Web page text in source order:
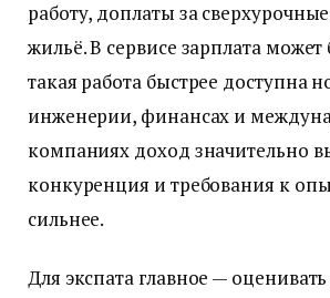
работу, доплаты за
жильё. В сервисе зарплата
такая работа быстрее доступна
инженерии, финансах и
компаниях доход значительно
конкуренция и требования к
сильнее.
Для экспата главное —